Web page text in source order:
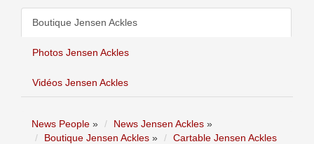
Boutique Jensen Ackles
Photos Jensen Ackles
Vidéos Jensen Ackles
News People » News Jensen Ackles »
Boutique Jensen Ackles »
Cartable Jensen Ackles